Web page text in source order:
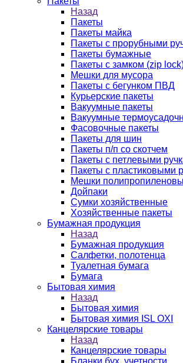
Назад
Пакеты
Пакеты майка
Пакеты с прорубными
Пакеты бумажные
Пакеты с замком (zip
Мешки для мусора
Пакеты с бегунком ПВД
Курьерские пакеты
Вакуумные пакеты
Вакуумные
Фасовочные пакеты
Пакеты для шин
Пакеты п/п со скотчем
Пакеты с петлевыми
Пакеты с пластиковыми
Мешки
Дойпаки
Сумки хозяйственные
Хозяйственные пакеты
Бумажная продукция
Назад
Бумажная продукция
Салфетки, полотенца
Туалетная бумага
Бумага
Бытовая химия
Назад
Бытовая химия
Бытовая химия ISL OXI
Канцелярские товары
Назад
Канцелярские товары
Бланки бух. учетности